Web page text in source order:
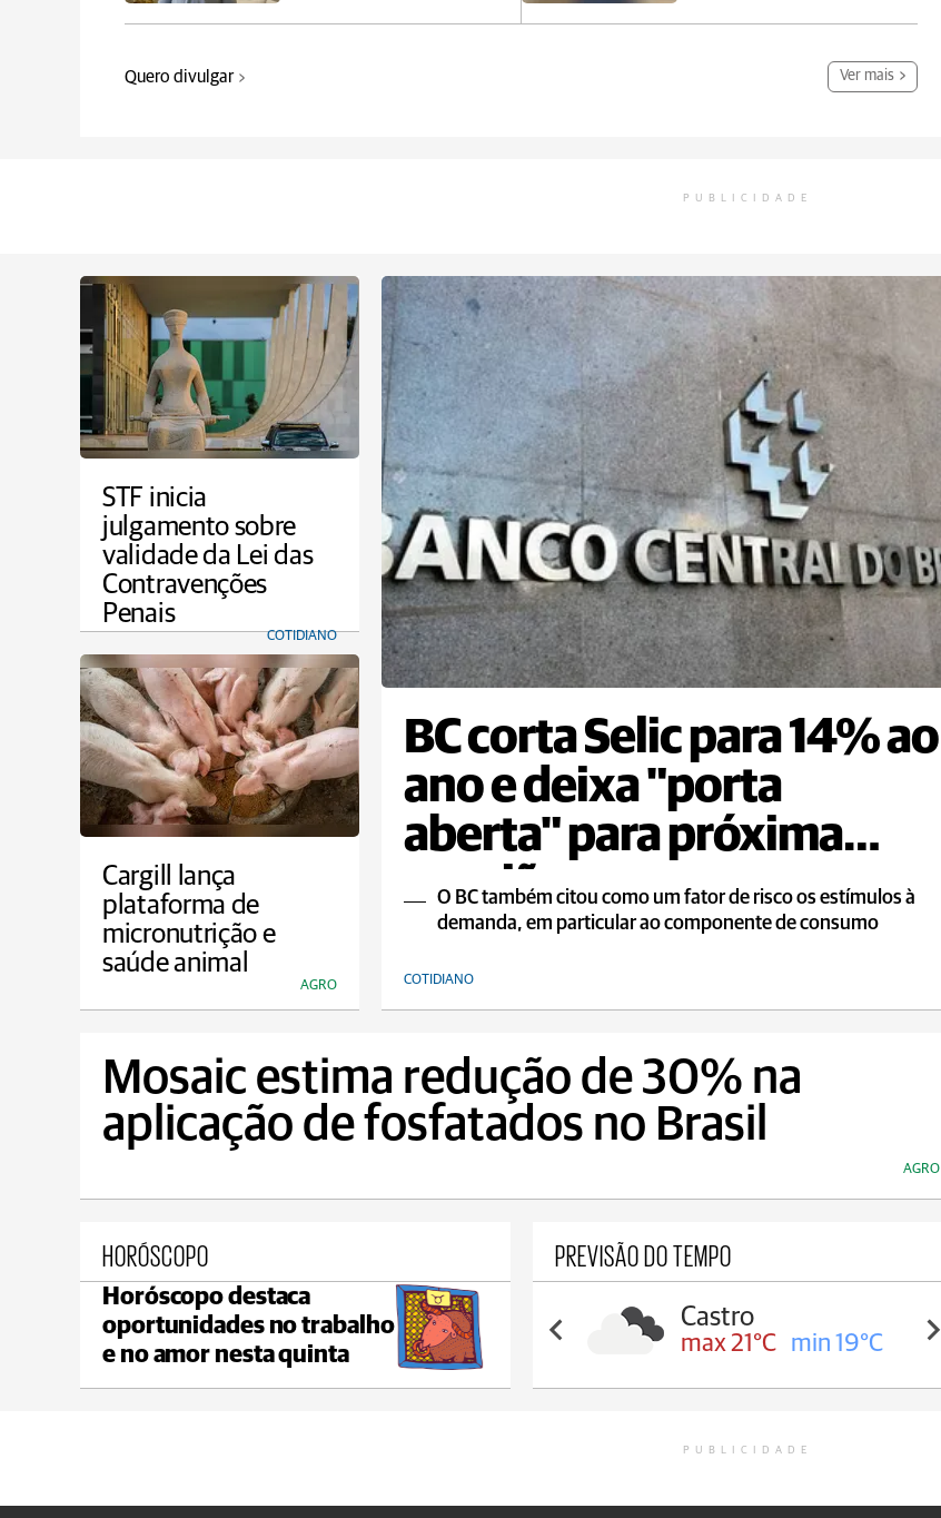
Quero divulgar Ver mais
PUBLICIDADE
STF inicia
julgamento sobre
validade da Lei das
Contravenções
Penais
COTIDIANO
BC corta Selic para 14% ao
ano e deixa "porta
aberta" para próxima
reunião
O BC também citou como um fator de risco os estímulos à
demanda, em particular ao componente de consumo
COTIDIANO
Cargill lança
plataforma de
micronutrição e
saúde animal
AGRO
Mosaic estima redução de 30% na
aplicação de fosfatados no Brasil
AGRO
HORÓSCOPO
Horóscopo destaca
oportunidades no trabalho
e no amor nesta quinta
PREVISÃO DO TEMPO
Castro
max 21°C min 19°C
Carambeí
max 21°C min 18°C
PUBLICIDADE